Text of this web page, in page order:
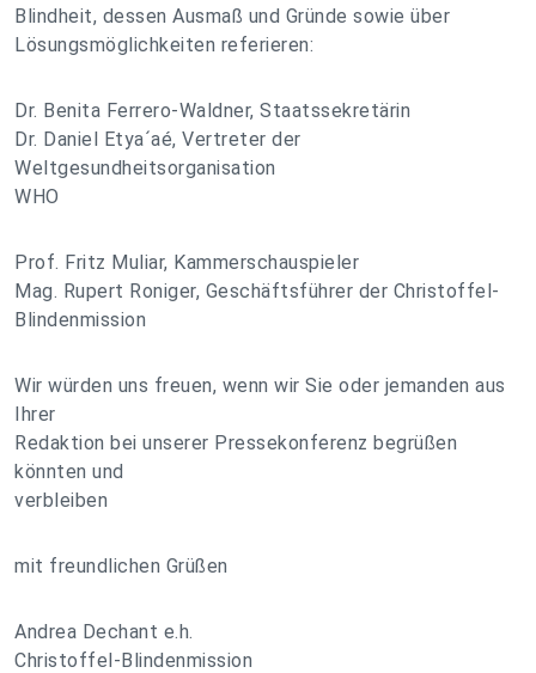
Blindheit, dessen Ausmaß und Gründe sowie über
Lösungsmöglichkeiten referieren:
Dr. Benita Ferrero-Waldner, Staatssekretärin
Dr. Daniel Etya´aé, Vertreter der
Weltgesundheitsorganisation
WHO
Prof. Fritz Muliar, Kammerschauspieler
Mag. Rupert Roniger, Geschäftsführer der Christoffel-
Blindenmission
Wir würden uns freuen, wenn wir Sie oder jemanden aus
Ihrer
Redaktion bei unserer Pressekonferenz begrüßen
könnten und
verbleiben
mit freundlichen Grüßen
Andrea Dechant e.h.
Christoffel-Blindenmission